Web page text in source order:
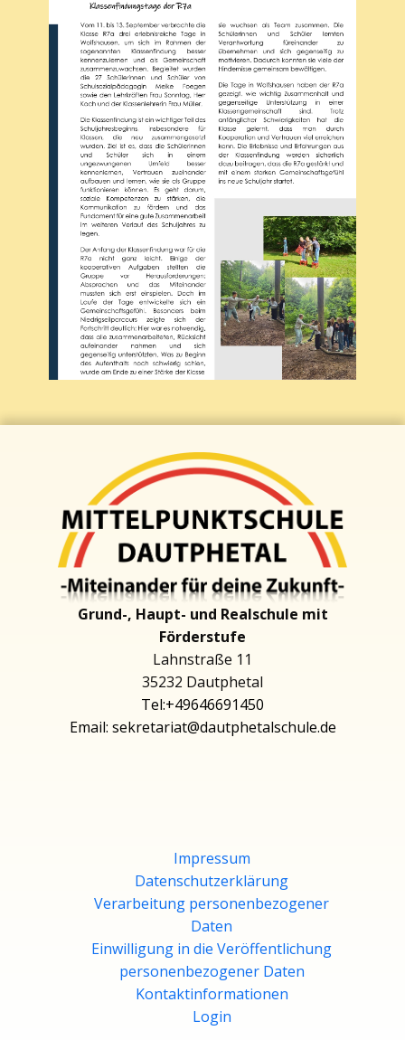
Grund-, Haupt- und Realschul​e mit
Förderstufe
Lahnstraße 11
35232 D​autphetal
Tel:+49646691450
Email: sekretariat@dautphetalschule.de
Impressum
Datenschutzerklärung
Verarbeitung personenbezogener
Daten
Einwilligung in die Veröffentlichung
personenbezogener Daten
Kontaktinformationen
Login